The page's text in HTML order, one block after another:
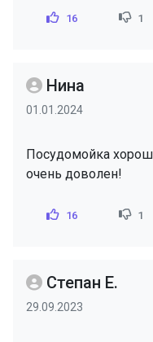
16 1
Нина
01.01.2024
Посудомойка
очень доволен!
16 1
Степан Е.
29.09.2023